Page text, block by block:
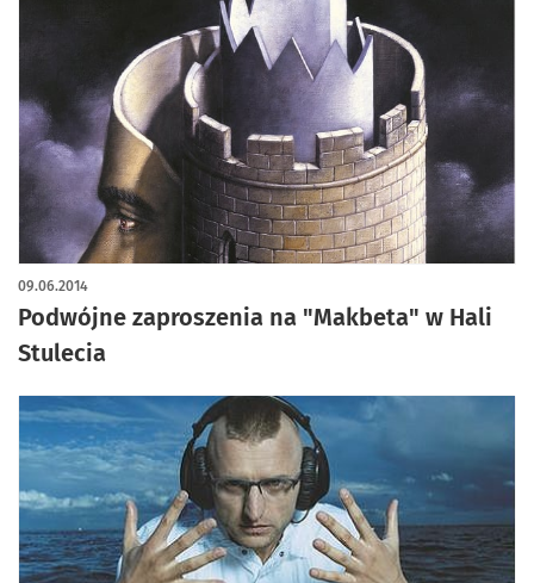
Podwójne zaproszenia na "Makbeta" w Hali
Stulecia
09.06.2014